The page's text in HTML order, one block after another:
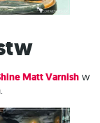
Matt Varnish w